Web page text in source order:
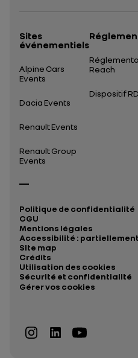
Sites
événementiels
Alpine Cars
Events
Dacia Events
Renault Events
Renault Group
Events
Reach
Dispositif
Politique de confidentialité
CGU
Mentions légales
Accessibilité :
Site map
Crédits
Utilisation des cookies
Sécurité et confidentialité
Gérer vos cookies